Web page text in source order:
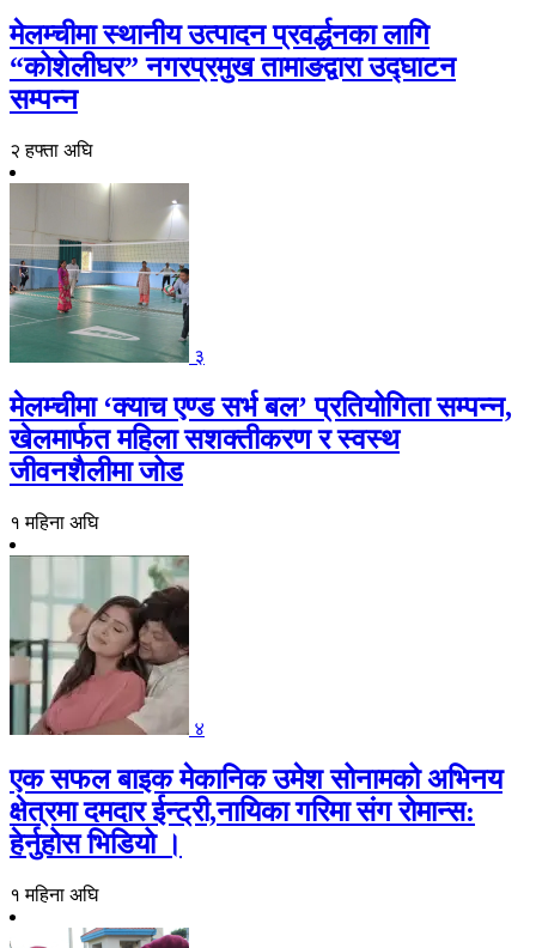
मेलम्चीमा स्थानीय उत्पादन प्रवर्द्धनका लागि
“कोशेलीघर” नगरप्रमुख तामाङद्वारा उद्घाटन
सम्पन्न
२ हफ्ता अघि
३
मेलम्चीमा ‘क्याच एण्ड सर्भ बल’ प्रतियोगिता सम्पन्न,
खेलमार्फत महिला सशक्तीकरण र स्वस्थ
जीवनशैलीमा जोड
१ महिना अघि
४
एक सफल बाइक मेकानिक उमेश सोनामको अभिनय
क्षेत्रमा दमदार ईन्ट्री,नायिका गरिमा संग रोमान्स:
हेर्नुहोस भिडियो ।
१ महिना अघि